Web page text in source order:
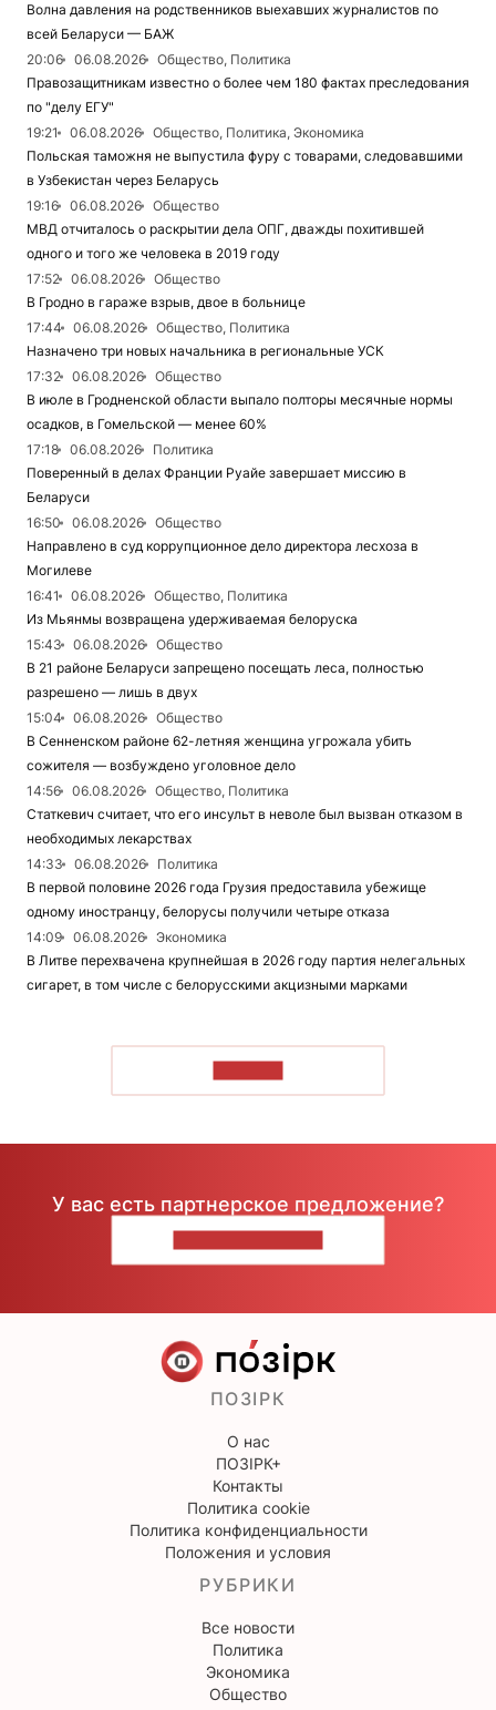
Волна давления на родственников выехавших журналистов по
всей Беларуси — БАЖ
20:06
06.08.2026
Общество, Политика
Правозащитникам известно о более чем 180 фактах преследования
по "делу ЕГУ"
19:21
06.08.2026
Общество, Политика, Экономика
Польская таможня не выпустила фуру с товарами, следовавшими
в Узбекистан через Беларусь
19:16
06.08.2026
Общество
МВД отчиталось о раскрытии дела ОПГ, дважды похитившей
одного и того же человека в 2019 году
17:52
06.08.2026
Общество
В Гродно в гараже взрыв, двое в больнице
17:44
06.08.2026
Общество, Политика
Назначено три новых начальника в региональные УСК
17:32
06.08.2026
Общество
В июле в Гродненской области выпало полторы месячные нормы
осадков, в Гомельской — менее 60%
17:18
06.08.2026
Политика
Поверенный в делах Франции Руайе завершает миссию в
Беларуси
16:50
06.08.2026
Общество
Направлено в суд коррупционное дело директора лесхоза в
Могилеве
16:41
06.08.2026
Общество, Политика
Из Мьянмы возвращена удерживаемая белоруска
15:43
06.08.2026
Общество
В 21 районе Беларуси запрещено посещать леса, полностью
разрешено — лишь в двух
15:04
06.08.2026
Общество
В Сенненском районе 62-летняя женщина угрожала убить
сожителя — возбуждено уголовное дело
14:56
06.08.2026
Общество, Политика
Статкевич считает, что его инсульт в неволе был вызван отказом в
необходимых лекарствах
14:33
06.08.2026
Политика
В первой половине 2026 года Грузия предоставила убежище
одному иностранцу, белорусы получили четыре отказа
14:09
06.08.2026
Экономика
В Литве перехвачена крупнейшая в 2026 году партия нелегальных
сигарет, в том числе с белорусскими акцизными марками
У вас есть партнерское предложение?
ПОЗІРК
О нас
ПОЗІРК+
Контакты
Политика cookie
Политика конфиденциальности
Положения и условия
РУБРИКИ
Все новости
Политика
Экономика
Общество